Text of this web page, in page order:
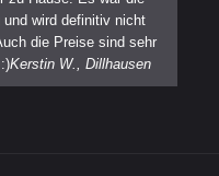
wird definitiv nicht
die Preise sind sehr
Kerstin W., Dillhausen